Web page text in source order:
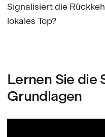
Signalisiert die
lokales Top?
Lernen Sie die
Grundlagen